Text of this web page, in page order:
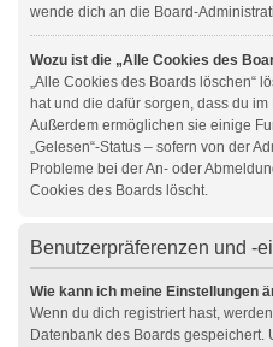
wende dich an die Board-
Wozu ist die „Alle Cookies des
„Alle Cookies des Boards löschen“
hat und die dafür sorgen, dass du
Außerdem ermöglichen sie einige
„Gelesen“-Status – sofern von der
Probleme bei der An- oder
Cookies des Boards löscht.
Benutzerpräferenzen und -
Wie kann ich meine Einstellungen
Wenn du dich registriert hast,
Datenbank des Boards gespeichert.